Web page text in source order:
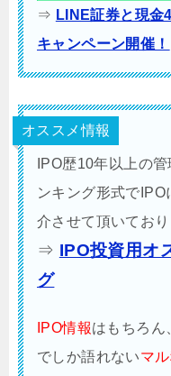
⇒ LINE証券と現金
キャンペーン開催！
オススメ情報
IPO歴10年以上の
ンキング形式で
介させて頂いており
⇒ IPO投資用オ
グ
IPO情報はもちろん
でしか語れないマ